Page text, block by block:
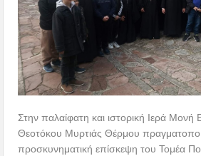
Στην παλαίφατη και ιστορική Ιερά Μονή
Θεοτόκου Μυρτιάς Θέρμου
προσκυνηματική επίσκεψη του Τομέα